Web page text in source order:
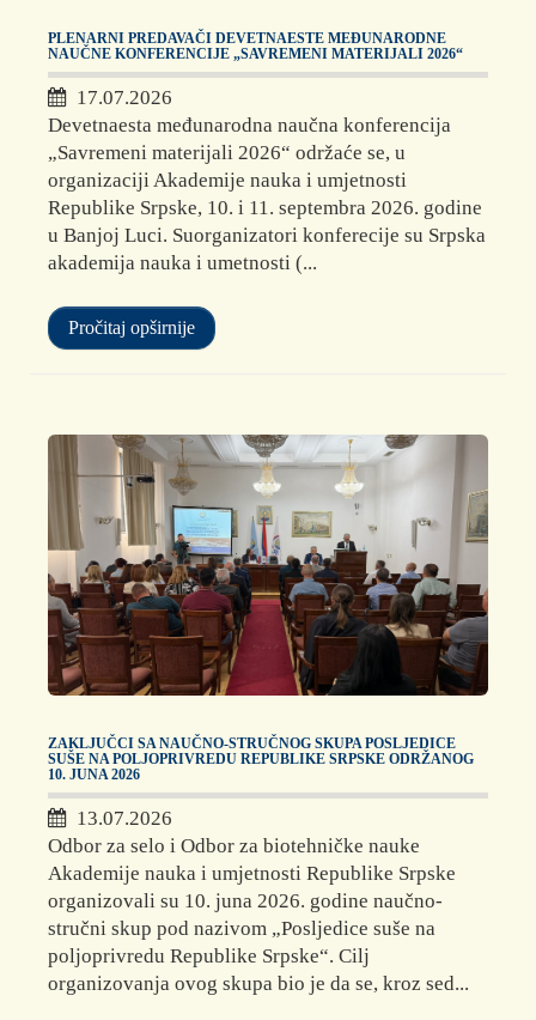
PLENARNI PREDAVAČI DEVETNAESTE MEĐUNARODNE
NAUČNE KONFERENCIJE „SAVREMENI MATERIJALI 2026“
17.07.2026
Devetnaesta međunarodna naučna konferencija
„Savremeni materijali 2026“ održaće se, u
organizaciji Akademije nauka i umjetnosti
Republike Srpske, 10. i 11. septembra 2026. godine
u Banjoj Luci. Suorganizatori konferecije su Srpska
akademija nauka i umetnosti (...
Pročitaj opširnije
ZAKLJUČCI SA NAUČNO-STRUČNOG SKUPA POSLJEDICE
SUŠE NA POLJOPRIVREDU REPUBLIKE SRPSKE ODRŽANOG
10. JUNA 2026
13.07.2026
Odbor za selo i Odbor za biotehničke nauke
Akademije nauka i umjetnosti Republike Srpske
organizovali su 10. juna 2026. godine naučno-
stručni skup pod nazivom „Posljedice suše na
poljoprivredu Republike Srpske“. Cilj
organizovanja ovog skupa bio je da se, kroz sed...